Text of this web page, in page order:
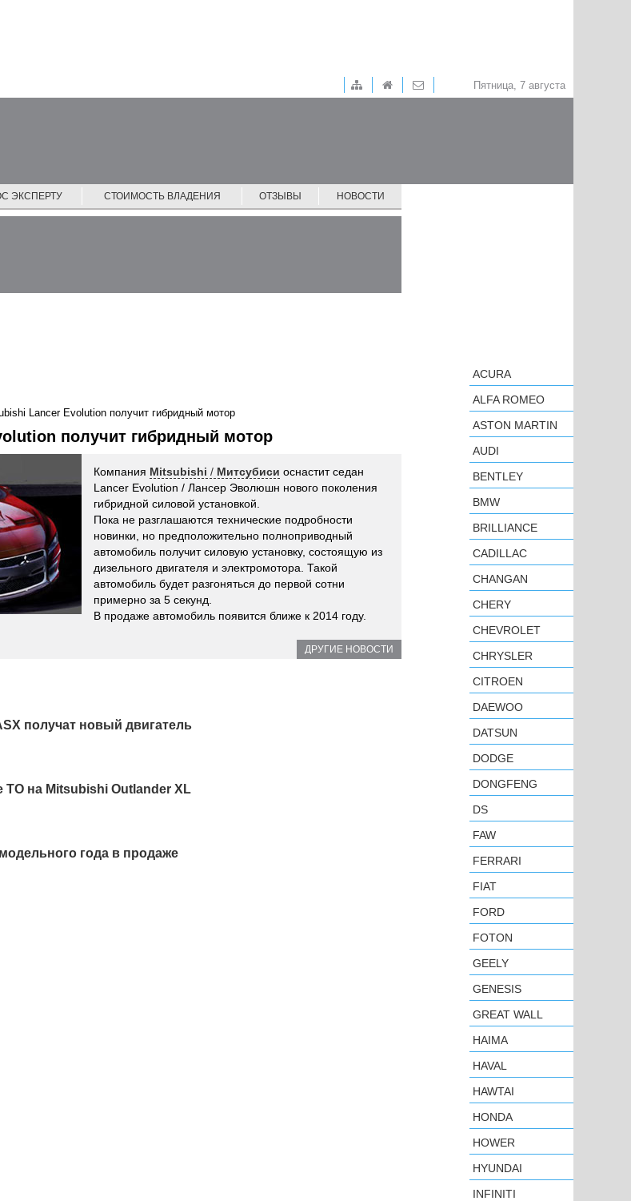
Пятница, 7 августа
ЭКСПЕРТУ СТОИМОСТЬ ВЛАДЕНИЯ ОТЗЫВЫ НОВОСТИ
Lancer Evolution получит гибридный мотор
получит гибридный мотор
Компания Mitsubishi / Митсубиси оснастит седан
Lancer Evolution / Лансер Эволюшн нового поколения
гибридной силовой установкой.
Пока не разглашаются технические подробности
новинки, но предположительно полноприводный
автомобиль получит силовую установку, состоящую из
дизельного двигателя и электромотора. Такой
автомобиль будет разгоняться до первой сотни
примерно за 5 секунд.
В продаже автомобиль появится ближе к 2014 году.
ДРУГИЕ НОВОСТИ
получат новый двигатель
на Mitsubishi Outlander XL
года в продаже
ACURA
ALFA ROMEO
ASTON MARTIN
AUDI
BENTLEY
BMW
BRILLIANCE
CADILLAC
CHANGAN
CHERY
CHEVROLET
CHRYSLER
CITROEN
DAEWOO
DATSUN
DODGE
DONGFENG
DS
FAW
FERRARI
FIAT
FORD
FOTON
GEELY
GENESIS
GREAT WALL
HAIMA
HAVAL
HAWTAI
HONDA
HOWER
HYUNDAI
INFINITI